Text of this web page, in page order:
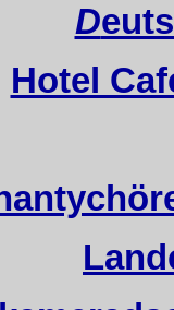
D
Hotel